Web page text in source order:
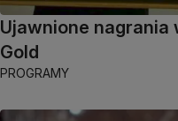
Ujawnione nagrania
Gold
PROGRAMY